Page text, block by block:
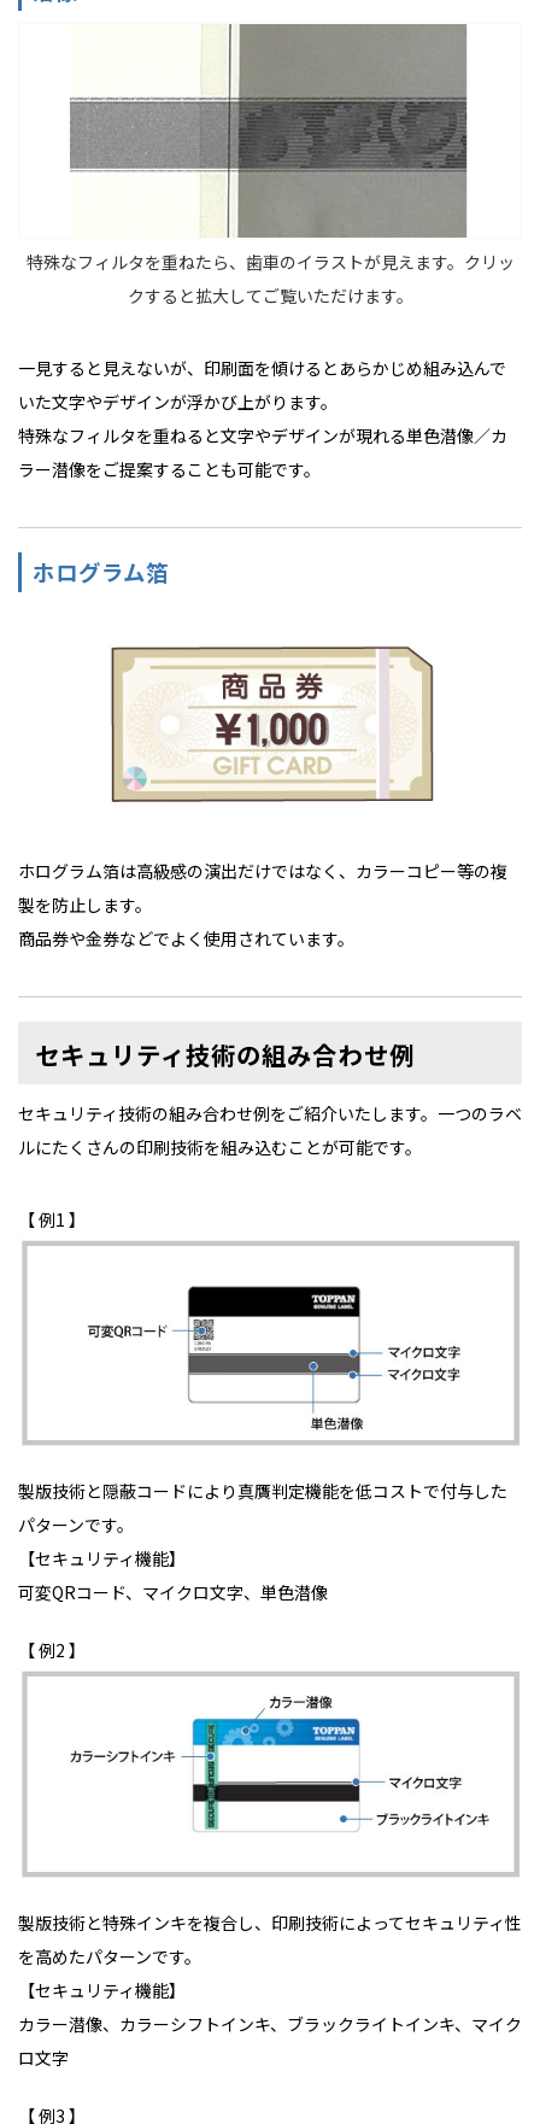
特殊なフィルタを重ねたら、歯車のイラストが見えます。クリッ
クすると拡大してご覧いただけます。
一見すると見えないが、印刷面を傾けるとあらかじめ組み込んで
いた文字やデザインが浮かび上がります。
特殊なフィルタを重ねると文字やデザインが現れる単色潜像／カ
ラー潜像をご提案することも可能です。
ホログラム箔
ホログラム箔は高級感の演出だけではなく、カラーコピー等の複
製を防止します。
商品券や金券などでよく使用されています。
セキュリティ技術の組み合わせ例
セキュリティ技術の組み合わせ例をご紹介いたします。一つのラベ
ルにたくさんの印刷技術を組み込むことが可能です。
【 例1 】
製版技術と隠蔽コードにより真贋判定機能を低コストで付与した
パターンです。
【セキュリティ機能】
可変QRコード、マイクロ文字、単色潜像
【 例2 】
製版技術と特殊インキを複合し、印刷技術によってセキュリティ性
を高めたパターンです。
【セキュリティ機能】
カラー潜像、カラーシフトインキ、ブラックライトインキ、マイク
ロ文字
【 例3 】